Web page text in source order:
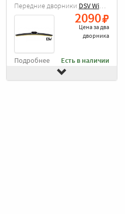
Передние дворники DSV Wiper Blade
2090
Цена задва
дворника
Есть в наличии
Подробнее